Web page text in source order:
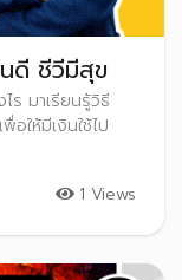
ดี ชีวีมีสุข
ร มาเรียนรู้วิธี
ให้มีเงินใช้ไป
1 Views